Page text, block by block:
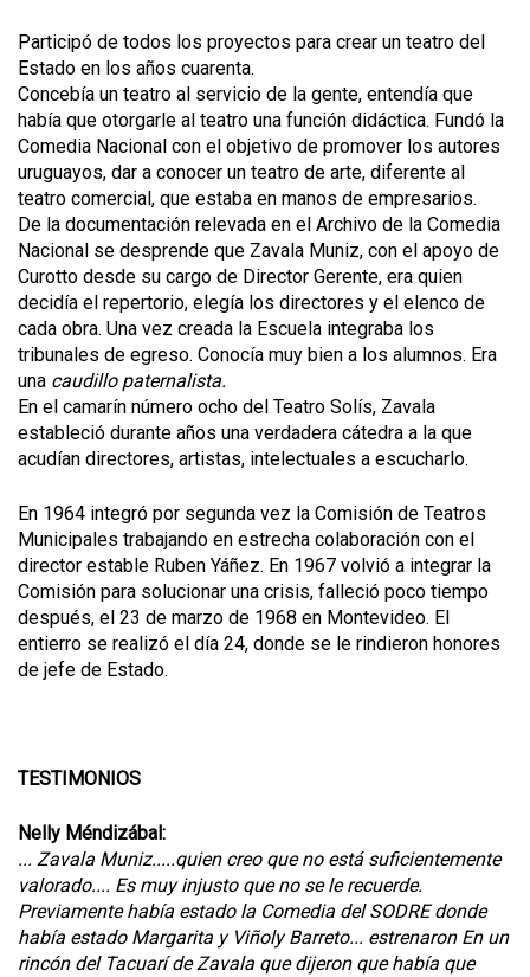
Participó de todos los proyectos para crear un teatro del
Estado en los años cuarenta.
Concebía un teatro al servicio de la gente, entendía que
había que otorgarle al teatro una función didáctica. Fundó la
Comedia Nacional con el objetivo de promover los autores
uruguayos, dar a conocer un teatro de arte, diferente al
teatro comercial, que estaba en manos de empresarios.
De la documentación relevada en el Archivo de la Comedia
Nacional se desprende que Zavala Muniz, con el apoyo de
Curotto desde su cargo de Director Gerente, era quien
decidía el repertorio, elegía los directores y el elenco de
cada obra. Una vez creada la Escuela integraba los
tribunales de egreso. Conocía muy bien a los alumnos. Era
una caudillo paternalista.
En el camarín número ocho del Teatro Solís, Zavala
estableció durante años una verdadera cátedra a la que
acudían directores, artistas, intelectuales a escucharlo.
En 1964 integró por segunda vez la Comisión de Teatros
Municipales trabajando en estrecha colaboración con el
director estable Ruben Yáñez. En 1967 volvió a integrar la
Comisión para solucionar una crisis, falleció poco tiempo
después, el 23 de marzo de 1968 en Montevideo. El
entierro se realizó el día 24, donde se le rindieron honores
de jefe de Estado.
TESTIMONIOS
Nelly Méndizábal:
... Zavala Muniz.....quien creo que no está suficientemente
valorado.... Es muy injusto que no se le recuerde.
Previamente había estado la Comedia del SODRE donde
había estado Margarita y Viñoly Barreto... estrenaron En un
rincón del Tacuarí de Zavala que dijeron que había que